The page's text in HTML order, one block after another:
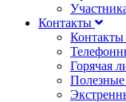
Контакты
Горячая